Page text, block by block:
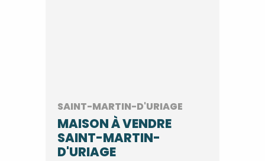
SAINT-MARTIN-D'URIAGE
MAISON À VENDRE
SAINT-MARTIN-
D'URIAGE